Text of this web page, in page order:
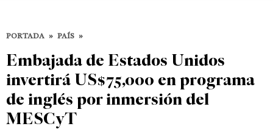
PORTADA » PAÍS »
Embajada de Estados Unidos
invertirá US$75,000 en programa
de inglés por inmersión del
MESCyT